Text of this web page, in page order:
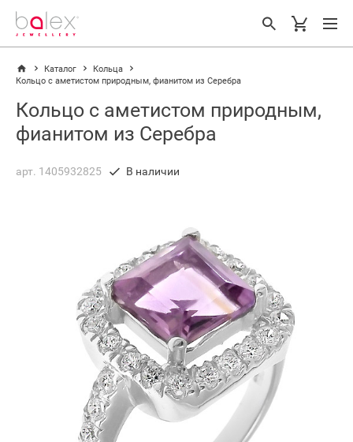
Каталог
Кольца
Кольцо с аметистом природным, фианитом из Серебра
Кольцо с аметистом природным,
фианитом из Серебра
арт. 1405932825 В наличии